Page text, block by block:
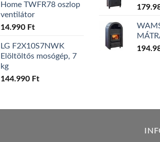
Home TWFR78 oszlop
ventilátor
14.990 Ft
LG F2X10S7NWK
Elöltöltős mosógép, 7
kg
144.990 Ft